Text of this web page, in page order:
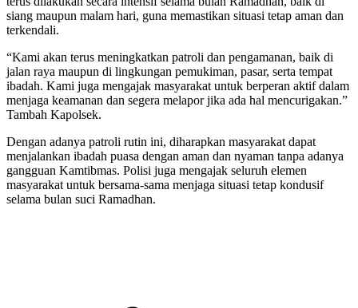
siang maupun malam hari, guna memastikan situasi tetap aman dan
terkendali.
“Kami akan terus meningkatkan patroli dan pengamanan, baik di
jalan raya maupun di lingkungan pemukiman, pasar, serta tempat
ibadah. Kami juga mengajak masyarakat untuk berperan aktif dalam
menjaga keamanan dan segera melapor jika ada hal mencurigakan.”
Tambah Kapolsek.
Dengan adanya patroli rutin ini, diharapkan masyarakat dapat
menjalankan ibadah puasa dengan aman dan nyaman tanpa adanya
gangguan Kamtibmas. Polisi juga mengajak seluruh elemen
masyarakat untuk bersama-sama menjaga situasi tetap kondusif
selama bulan suci Ramadhan.